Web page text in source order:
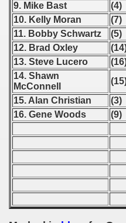
9. Mike Bast
(4)
10. Kelly Moran
(7)
11. Bobby Schwartz
(5)
12. Brad Oxley
13. Steve Lucero
14. Shawn
McConnell
15. Alan Christian
(3)
16. Gene Woods
(9)
- 1953
- 1954